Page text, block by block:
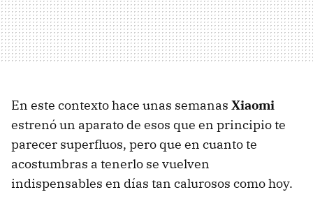
En este contexto hace unas semanas Xiaomi
estrenó un aparato de esos que en principio te
parecer superfluos, pero que en cuanto te
acostumbras a tenerlo se vuelven
indispensables en días tan calurosos como hoy.